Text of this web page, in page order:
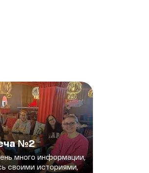
№2
много информации,
своими историями,